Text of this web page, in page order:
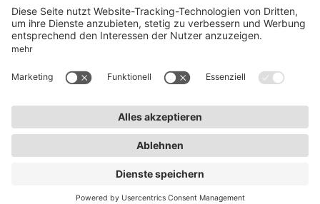
Datenschutz
Garantiebedingungen
Barrierefreiheit